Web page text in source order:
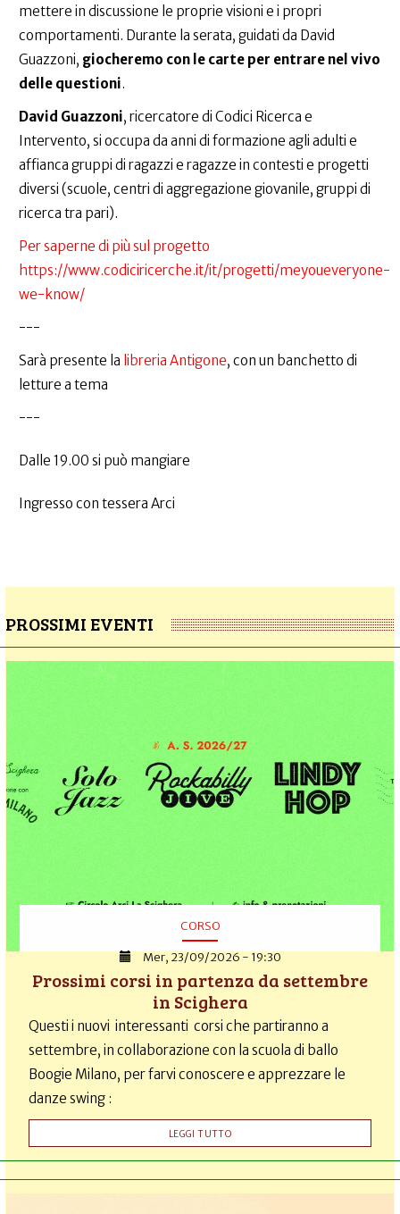
mettere in discussione le proprie visioni e i propri
comportamenti. Durante la serata, guidati da David
Guazzoni, giocheremo con le carte per entrare nel vivo
delle questioni.
David Guazzoni, ricercatore di Codici Ricerca e
Intervento, si occupa da anni di formazione agli adulti e
affianca gruppi di ragazzi e ragazze in contesti e progetti
diversi (scuole, centri di aggregazione giovanile, gruppi di
ricerca tra pari).
Per saperne di più sul progetto
https://www.codiciricerche.it/it/progetti/meyoueveryone-
we-know/
---
Sarà presente la libreria Antigone, con un banchetto di
letture a tema
---
Dalle 19.00 si può mangiare
Ingresso con tessera Arci
PROSSIMI EVENTI
CORSO
Mer, 23/09/2026 - 19:30
Prossimi corsi in partenza da settembre
in Scighera
Questi i nuovi interessanti corsi che partiranno a
settembre, in collaborazione con la scuola di ballo
Boogie Milano, per farvi conoscere e apprezzare le
danze swing :
LEGGI TUTTO